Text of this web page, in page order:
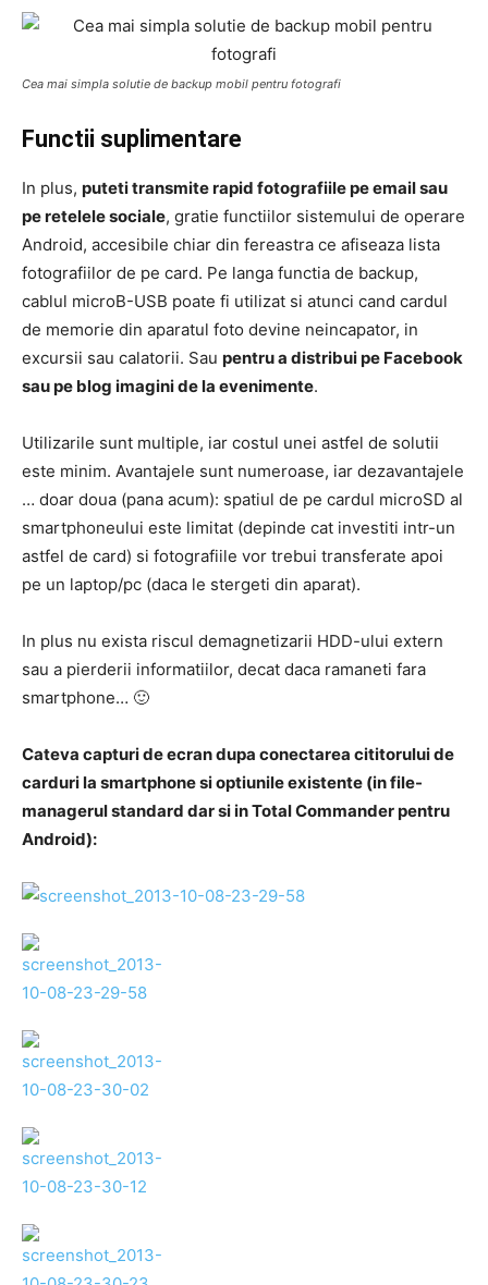
Cea mai simpla solutie de backup mobil pentru fotografi
Functii suplimentare
In plus, puteti transmite rapid fotografiile pe email sau
pe retelele sociale, gratie functiilor sistemului de operare
Android, accesibile chiar din fereastra ce afiseaza lista
fotografiilor de pe card. Pe langa functia de backup,
cablul microB-USB poate fi utilizat si atunci cand cardul
de memorie din aparatul foto devine neincapator, in
excursii sau calatorii. Sau pentru a distribui pe Facebook
sau pe blog imagini de la evenimente.
Utilizarile sunt multiple, iar costul unei astfel de solutii
este minim. Avantajele sunt numeroase, iar dezavantajele
… doar doua (pana acum): spatiul de pe cardul microSD al
smartphoneului este limitat (depinde cat investiti intr-un
astfel de card) si fotografiile vor trebui transferate apoi
pe un laptop/pc (daca le stergeti din aparat).
In plus nu exista riscul demagnetizarii HDD-ului extern
sau a pierderii informatiilor, decat daca ramaneti fara
smartphone… 🙂
Cateva capturi de ecran dupa conectarea cititorului de
carduri la smartphone si optiunile existente (in file-
managerul standard dar si in Total Commander pentru
Android):